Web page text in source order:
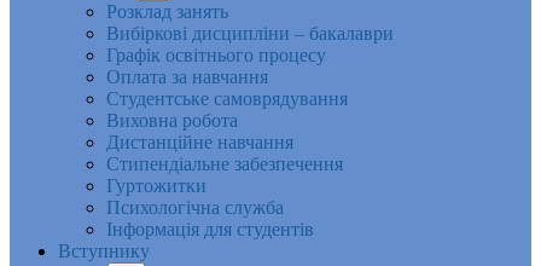
Розклад занять
Вибіркові дисципліни – бакалаври
Графік освітнього процесу
Оплата за навчання
Студентське самоврядування
Виховна робота
Дистанційне навчання
Стипендіальне забезпечення
Гуртожитки
Психологічна служба
Інформація для студентів
Вступнику